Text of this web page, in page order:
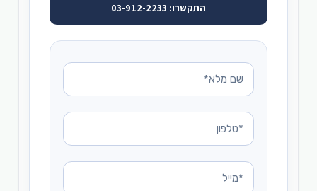
התקשרו: 03-912-2233